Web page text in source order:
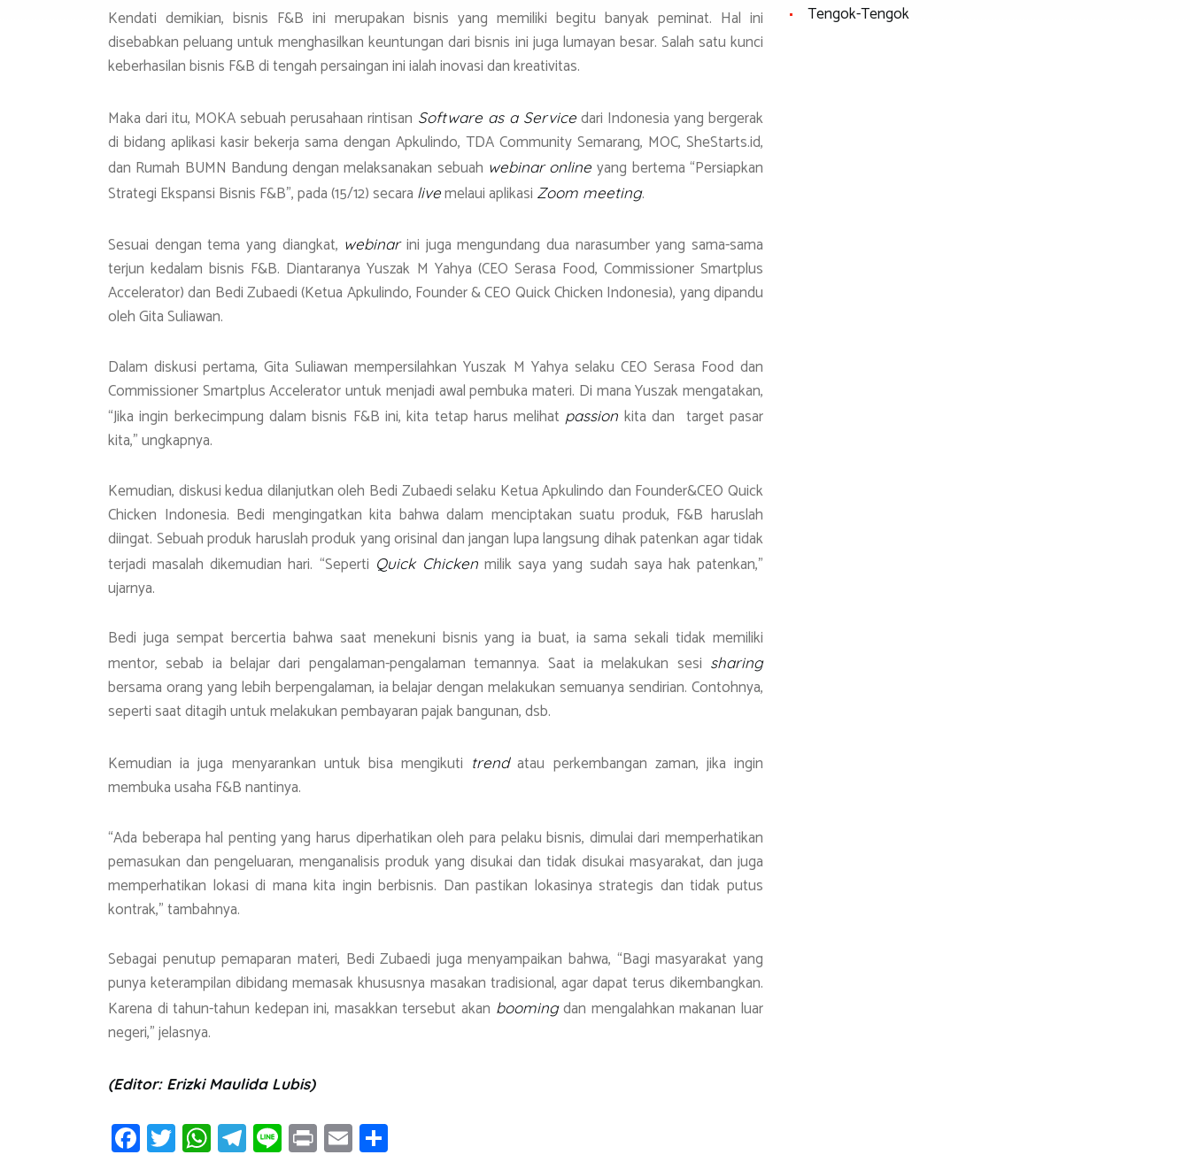
Kendati demikian, bisnis F&B ini merupakan bisnis yang memiliki begitu banyak peminat. Hal ini
disebabkan peluang untuk menghasilkan keuntungan dari bisnis ini juga lumayan besar. Salah satu kunci
keberhasilan bisnis F&B di tengah persaingan ini ialah inovasi dan kreativitas.
Maka dari itu, MOKA sebuah perusahaan rintisan Software as a Servicedari Indonesia yang bergerak
di bidang aplikasi kasir bekerja sama dengan Apkulindo, TDA Community Semarang, MOC, SheStarts.id,
dan Rumah BUMN Bandung dengan melaksanakan sebuah webinar onlineyang bertema “Persiapkan
Strategi Ekspansi Bisnis F&B”, pada (15/12) secara livemelaui aplikasi Zoom meeting.
Sesuai dengan tema yang diangkat, webinarini juga mengundang dua narasumber yang sama-sama
terjun kedalam bisnis F&B. Diantaranya Yuszak M Yahya (CEO Serasa Food, Commissioner Smartplus
Accelerator) dan Bedi Zubaedi (Ketua Apkulindo, Founder & CEO Quick Chicken Indonesia), yang dipandu
oleh Gita Suliawan.
Dalam diskusi pertama, Gita Suliawan mempersilahkan Yuszak M Yahya selaku CEO Serasa Food dan
Commissioner Smartplus Accelerator untuk menjadi awal pembuka materi. Di mana Yuszak mengatakan,
“Jika ingin berkecimpung dalam bisnis F&B ini, kita tetap harus melihatpassion kita dan target pasar
kita,” ungkapnya.
Kemudian, diskusi kedua dilanjutkan oleh Bedi Zubaedi selaku Ketua Apkulindo dan Founder&CEO Quick
Chicken Indonesia. Bedi mengingatkan kita bahwa dalam menciptakan suatu produk, F&B haruslah
diingat. Sebuah produk haruslah produk yang orisinal dan jangan lupa langsung dihak patenkan agar tidak
terjadi masalah dikemudian hari. “Seperti Quick Chickenmilik saya yang sudah saya hak patenkan,”
ujarnya.
Bedi juga sempat bercertia bahwa saat menekuni bisnis yang ia buat, ia sama sekali tidak memiliki
mentor, sebab ia belajar dari pengalaman-pengalaman temannya. Saat ia melakukan sesi sharing
bersama orang yang lebih berpengalaman, ia belajar dengan melakukan semuanya sendirian. Contohnya,
seperti saat ditagih untuk melakukan pembayaran pajak bangunan, dsb.
Kemudian ia juga menyarankan untuk bisa mengikuti trendatau perkembangan zaman, jika ingin
membuka usaha F&B nantinya.
“Ada beberapa hal penting yang harus diperhatikan oleh para pelaku bisnis, dimulai dari memperhatikan
pemasukan dan pengeluaran, menganalisis produk yang disukai dan tidak disukai masyarakat, dan juga
memperhatikan lokasi di mana kita ingin berbisnis. Dan pastikan lokasinya strategis dan tidak putus
kontrak,” tambahnya.
Sebagai penutup pemaparan materi, Bedi Zubaedi juga menyampaikan bahwa, “Bagi masyarakat yang
punya keterampilan dibidang memasak khususnya masakan tradisional, agar dapat terus dikembangkan.
Karena di tahun-tahun kedepan ini, masakkan tersebut akan boomingdan mengalahkan makanan luar
negeri,” jelasnya.
(Editor: Erizki Maulida Lubis)
Fa T W T Li Pr E
Tengok-Tengok